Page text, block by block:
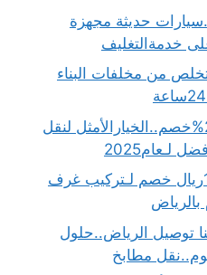
حديثة مجهزة
من مخلفات البناء
شركة نقل عفش بمكة بـ23%خصم..الخيارالأمثل لنقل
لـعام2025
نقل غرف نوم بالرياض 100ريال خصم لـتركيب غرف
توصيل الرياض..حلول
مطابخ